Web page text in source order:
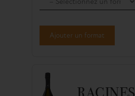
Ajouter un format